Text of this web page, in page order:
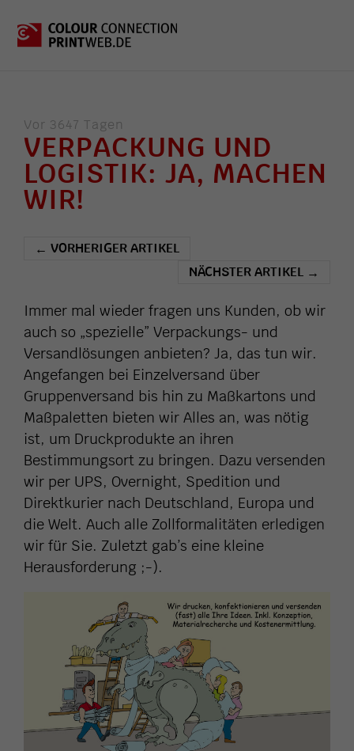
Vor 3647 Tagen
VERPACKUNG UND
LOGISTIK: JA, MACHEN
WIR!
← VORHERIGER ARTIKEL
NÄCHSTER ARTIKEL →
Immer mal wieder fragen uns Kunden, ob wir
auch so „spezielle” Verpackungs- und
Versandlösungen anbieten? Ja, das tun wir.
Angefangen bei Einzelversand über
Gruppenversand bis hin zu Maßkartons und
Maßpaletten bieten wir Alles an, was nötig
ist, um Druckprodukte an ihren
Bestimmungsort zu bringen. Dazu versenden
wir per UPS, Overnight, Spedition und
Direktkurier nach Deutschland, Europa und
die Welt. Auch alle Zollformalitäten erledigen
wir für Sie. Zuletzt gab’s eine kleine
Herausforderung ;-).